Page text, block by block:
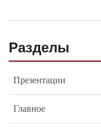
Разделы
Презентации
Главное